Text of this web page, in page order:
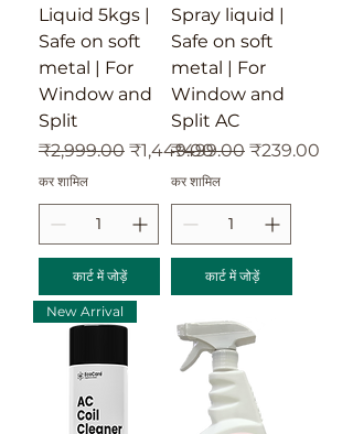
Liquid 5kgs |
Safe on soft
metal | For
Window and
Split
नियमित मूल्य
₹2,999.00 बिक्री मूल्य
₹1,449.00
कर शामिल
कार्ट में जोड़ें
Spray liquid |
Safe on soft
metal | For
Window and
Split AC
नियमित मूल्य
₹499.00 बिक्री मूल्य
₹239.00
कर शामिल
कार्ट में जोड़ें
New Arrival